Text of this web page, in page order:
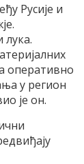
Русије и
лука.
оперативно
у регион
је он.